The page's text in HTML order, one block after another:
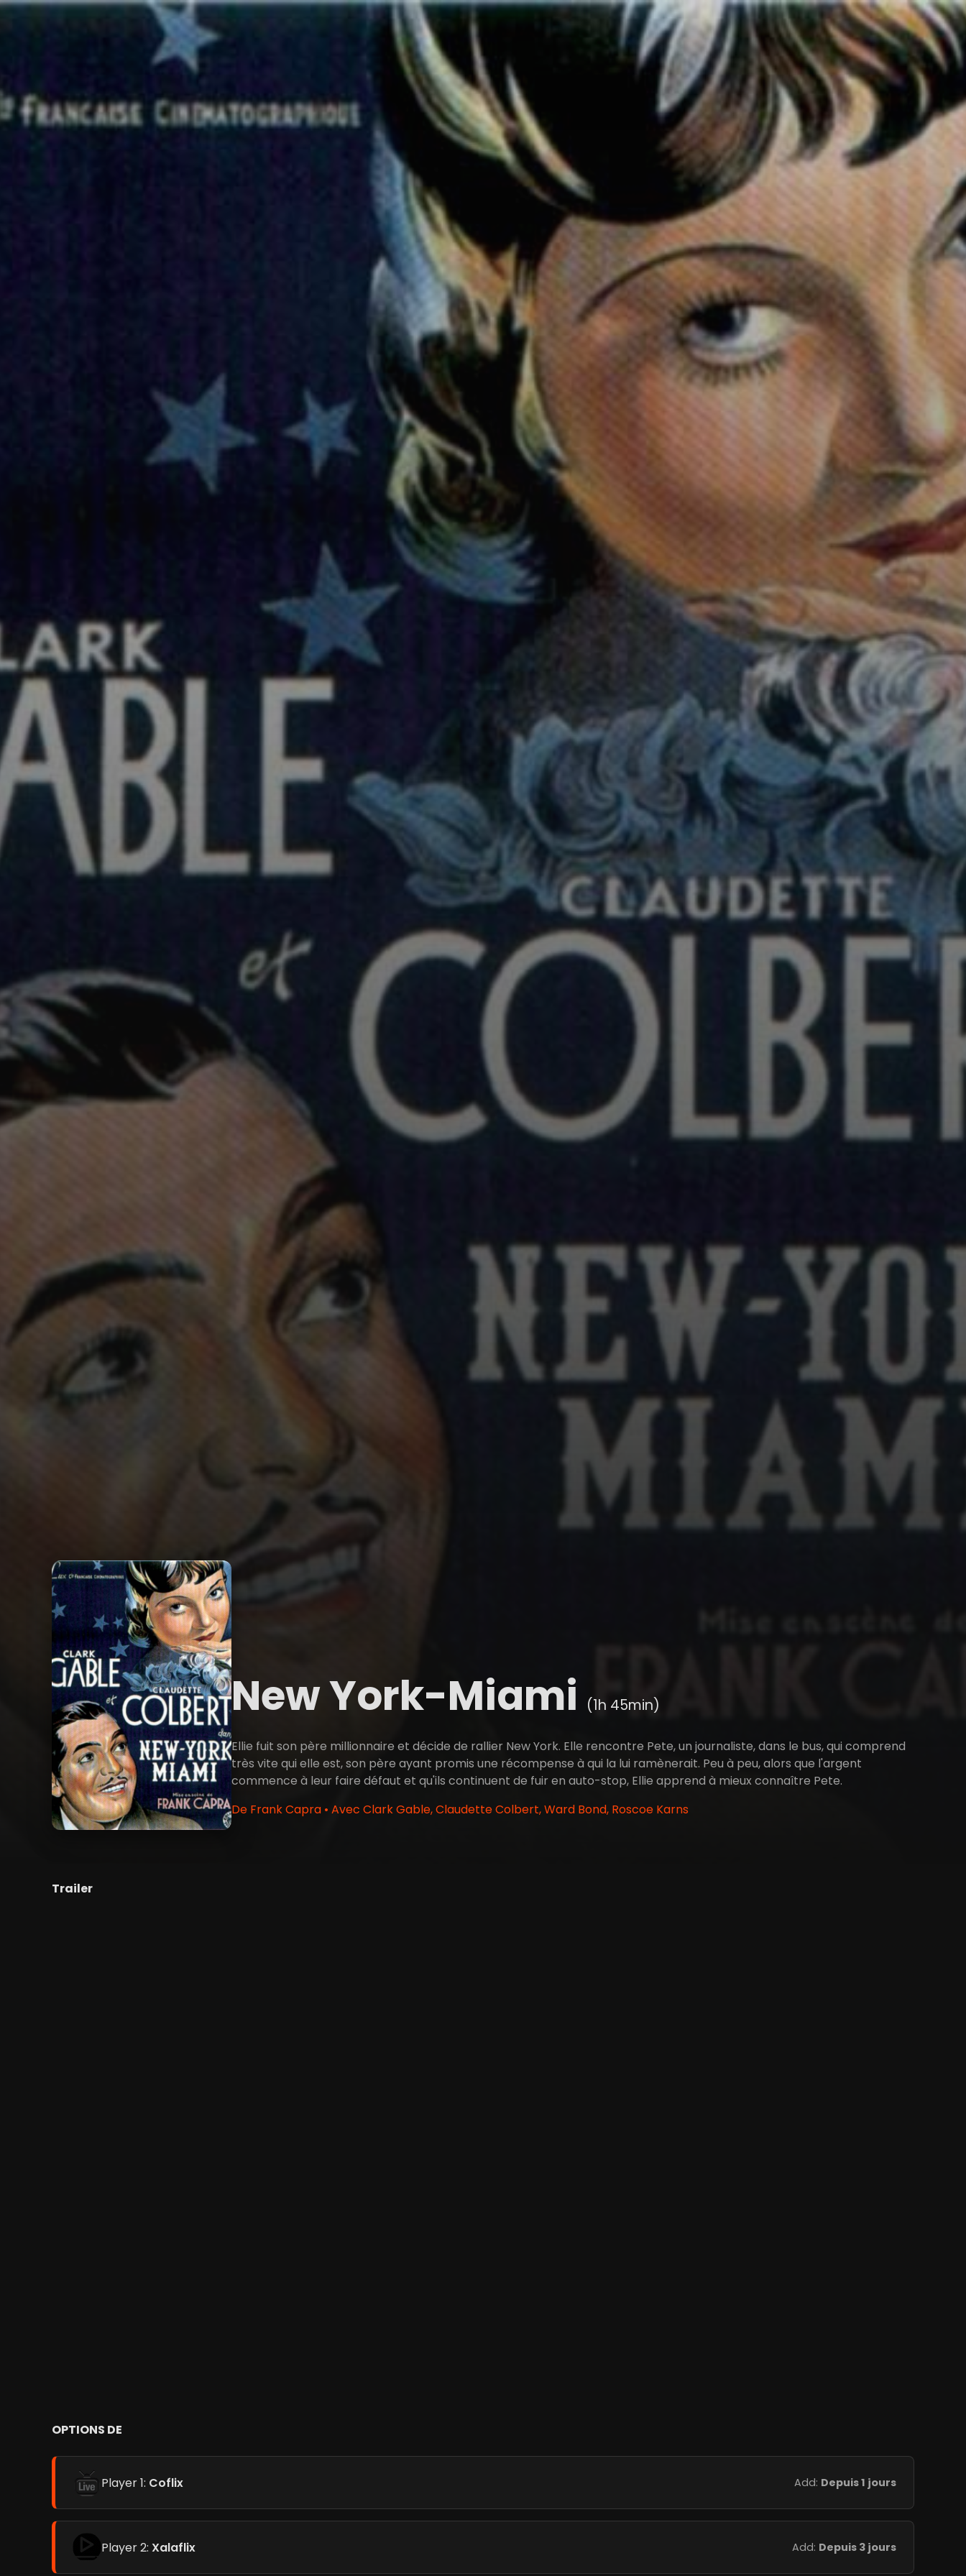
New York-Miami (1h 45min)
Ellie fuit son père millionnaire et décide de rallier New York. Elle rencontre Pete, un journaliste, dans le bus, qui comprend
très vite qui elle est, son père ayant promis une récompense à qui la lui ramènerait. Peu à peu, alors que l'argent
commence à leur faire défaut et qu'ils continuent de fuir en auto-stop, Ellie apprend à mieux connaître Pete.
De Frank Capra • Avec Clark Gable, Claudette Colbert, Ward Bond, Roscoe Karns
Trailer
OPTIONS DE
Player 1: Coflix Add: Depuis 1 jours
Player 2: Xalaflix Add: Depuis 3 jours